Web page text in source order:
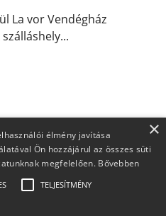
La vor Vendégház
×
élmény javítása
Ön hozzájárul az összes süti
megfelelően. Bővebben
TELJESÍTMÉNY